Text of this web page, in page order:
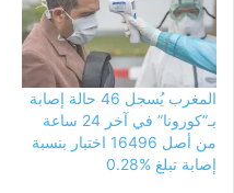
المغرب يُسجل 46 حالة إصابة
بـ”كورونا” في آخر 24 ساعة
من أصل 16496 اختبار بنسبة
إصابة تبلغ %0.28